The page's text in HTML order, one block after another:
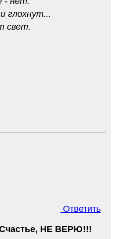
глохнут...
свет.
Ответить
НЕ ВЕРЮ!!!